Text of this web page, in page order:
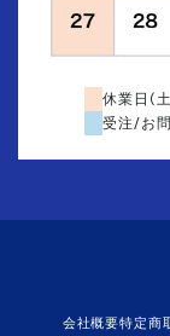
休業日(
受注/お
会社概要特定商